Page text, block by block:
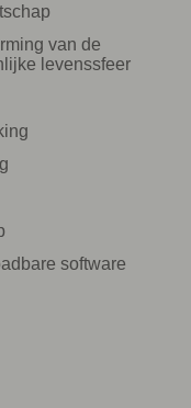
van de
levenssfeer
software